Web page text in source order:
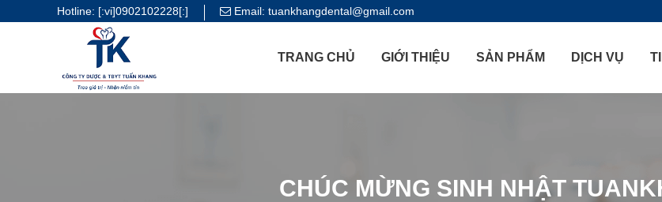
Hotline: [:vi]0902102228[:] Email: tuankhangdental@gmail.com
TRANG CHỦ GIỚI THIỆU SẢN PHẨM DỊCH VỤ
CHÚC MỪNG SINH NHẬT